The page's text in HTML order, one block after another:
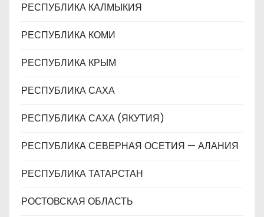
РЕСПУБЛИКА КАЛМЫКИЯ
РЕСПУБЛИКА КОМИ
РЕСПУБЛИКА КРЫМ
РЕСПУБЛИКА САХА
РЕСПУБЛИКА САХА (ЯКУТИЯ)
РЕСПУБЛИКА СЕВЕРНАЯ ОСЕТИЯ — АЛАНИЯ
РЕСПУБЛИКА ТАТАРСТАН
РОСТОВСКАЯ ОБЛАСТЬ